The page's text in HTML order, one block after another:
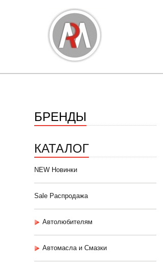
БРЕНДЫ
КАТАЛОГ
NEW Новинки
Sale Распродажа
Автолюбителям
Автомасла и Смазки